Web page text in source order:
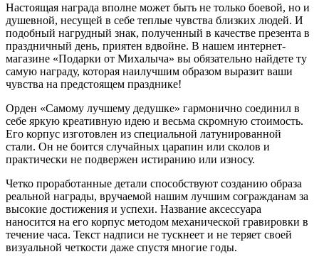
Настоящая награда вполне может быть не только боевой, но и
душевной, несущей в себе теплые чувства близких людей. И
подобный нагрудный знак, полученный в качестве презента в
праздничный день, приятен вдвойне. В нашем интернет-
магазине «Подарки от Михалыча» вы обязательно найдете ту
самую награду, которая наилучшим образом выразит ваши
чувства на предстоящем празднике!
Орден «Самому лучшему дедушке» гармонично соединил в
себе яркую креативную идею и весьма скромную стоимость.
Его корпус изготовлен из специальной латунированной
стали. Он не боится случайных царапин или сколов и
практически не подвержен истиранию или износу.
Четко проработанные детали способствуют созданию образа
реальной награды, вручаемой нашим лучшим согражданам за
высокие достижения и успехи. Название аксессуара
наносится на его корпус методом механической гравировки в
течение часа. Текст надписи не тускнеет и не теряет своей
визуальной четкости даже спустя многие годы.